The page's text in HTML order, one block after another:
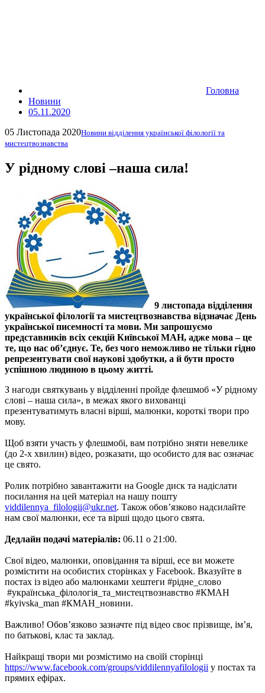
Головна
Новини
05.11.2020
05 Листопада 2020Новини відділення української філології та
мистецтвознавства
У рідному слові –наша сила!
9 листопада відділення
української філології та мистецтвознавства відзначає День
української писемності та мови. Ми запрошуємо
представників всіх секцій Київської МАН, адже мова – це
те, що нас об’єднує. Те, без чого неможливо не тільки гідно
репрезентувати свої наукові здобутки, а й бути просто
успішною людиною в цьому житті.
З нагоди святкувань у відділенні пройде флешмоб «У рідному
слові – наша сила», в межах якого вихованці
презентуватимуть власні вірші, малюнки, короткі твори про
мову.
Щоб взяти участь у флешмобі, вам потрібно зняти невелике
(до 2-х хвилин) відео, розказати, що особисто для вас означає
це свято.
Ролик потрібно завантажити на Google диск та надіслати
посилання на цей матеріал на нашу пошту
viddilennya_filologii@ukr.net. Також обов’язково надсилайте
нам свої малюнки, есе та вірші щодо цього свята.
Дедлайн подачі матеріалів: 06.11 о 21:00.
Свої відео, малюнки, оповідання та вірші, есе ви можете
розмістити на особистих сторінках у Facebook. Вказуйте в
постах із відео або малюнками хештеги #рідне_слово
#українська_філологія_та_мистецтвознавство #КМАН
#kyivska_man #КМАН_новини.
Важливо! Обов’язково зазначте під відео своє прізвище, ім’я,
по батькові, клас та заклад.
Найкращі твори ми розмістимо на своїй сторінці
https://www.facebook.com/groups/viddilennyafilologii у постах та
прямих ефірах.